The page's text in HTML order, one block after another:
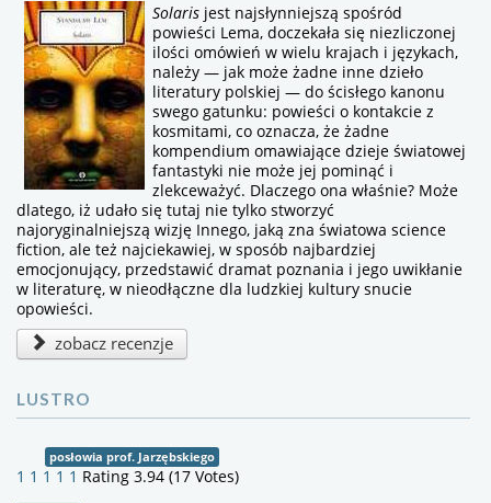
Solaris jest najsłynniejszą spośród
powieści Lema, doczekała się niezliczonej
ilości omówień w wielu krajach i językach,
należy — jak może żadne inne dzieło
literatury polskiej — do ścisłego kanonu
swego gatunku: powieści o kontakcie z
kosmitami, co oznacza, że żadne
kompendium omawiające dzieje światowej
fantastyki nie może jej pominąć i
zlekceważyć. Dlaczego ona właśnie? Może
dlatego, iż udało się tutaj nie tylko stworzyć
najoryginalniejszą wizję Innego, jaką zna światowa science
fiction, ale też najciekawiej, w sposób najbardziej
emocjonujący, przedstawić dramat poznania i jego uwikłanie
w literaturę, w nieodłączne dla ludzkiej kultury snucie
opowieści.
zobacz recenzje
LUSTRO
posłowia prof. Jarzębskiego
1 1 1 1 1 Rating 3.94 (17 Votes)